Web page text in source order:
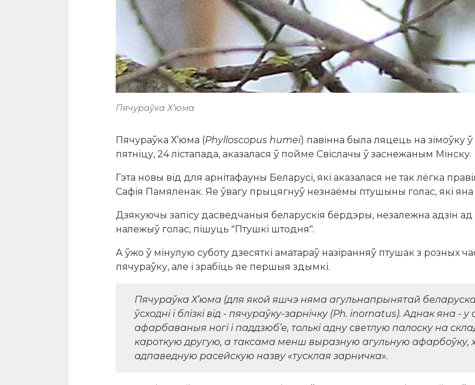
Пячураўка Х’юма
Пячураўка Х’юма (Phylloscopus humei) павінна была ляцець на
пятніцу, 24 лістапада, аказалася ў пойме Свіслачы ў заснежаным Мінску.
Гэта новы від для арнітафауны Беларусі, які аказалася не так лёгка
Сафія Памялёнак. Яе ўвагу прыцягнуў незнаёмы птушыны голас, які яна
Дзякуючы запісу дасведчаныя беларускія бёрдэры, незалежна адзін
належыў голас, пішуць "Птушкі штодня".
А ўжо ў мінулую суботу дзесяткі аматараў назіранняў птушак з розных
пячураўку, але і зрабіць яе першыя здымкі.
Пячураўка Х’юма (для якой яшчэ няма агульнапрынятай
ўсходні і блізкі від - пячураўку-зарнічку (Ph. inornatus). Аднак яна - у
афарбаваныя ногі і паддзюб’е, толькі адну светлую палоску на
кароткую другую, а таксама менш выразную агульную афарбоўку,
адпаведную расейскую назву «тусклая зарничка».